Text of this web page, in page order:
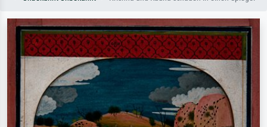
Suchen Sie nach Künstlern, Werktiteln
oder Stilen – z.B. Monet,
Sternennacht, Impressionismus, Welle
Hokusai, Akt.
Beschreiben Sie die Szene – z.B. Grüne
Wiese, Abstrakt mit viel Rot, Dunkles
Ölgemälde, Stehender Akt neben einem
Baum.